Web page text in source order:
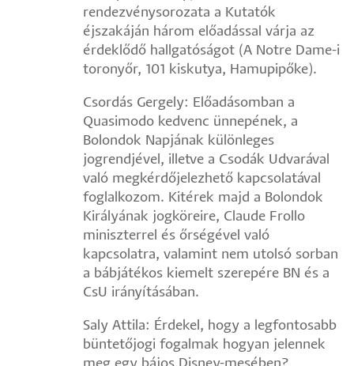
rendezvénysorozata a Kutatók
éjszakáján három előadással várja az
érdeklődő hallgatóságot (A Notre Dame-i
toronyőr, 101 kiskutya, Hamupipőke).
Csordás Gergely: Előadásomban a
Quasimodo kedvenc ünnepének, a
Bolondok Napjának különleges
jogrendjével, illetve a Csodák Udvarával
való megkérdőjelezhető kapcsolatával
foglalkozom. Kitérek majd a Bolondok
Királyának jogköreire, Claude Frollo
miniszterrel és őrségével való
kapcsolatra, valamint nem utolsó sorban
a bábjátékos kiemelt szerepére BN és a
CsU irányításában.
Saly Attila: Érdekel, hogy a legfontosabb
büntetőjogi fogalmak hogyan jelennek